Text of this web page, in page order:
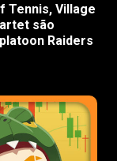
Tennis, Village
são
Raiders